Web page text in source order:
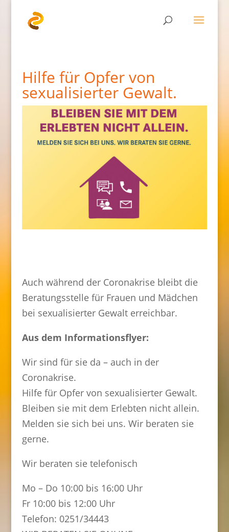
Hilfe für Opfer von
sexualisierter Gewalt.
Auch während der Coronakrise bleibt die
Beratungsstelle für Frauen und Mädchen
bei sexualisierter Gewalt erreichbar.
Aus dem Informationsflyer:
Wir sind für sie da – auch in der
Coronakrise.
Hilfe für Opfer von sexualisierter Gewalt.
Bleiben sie mit dem Erlebten nicht allein.
Melden sie sich bei uns. Wir beraten sie
gerne.
Wir beraten sie telefonisch
Mo – Do 10:00 bis 16:00 Uhr
Fr 10:00 bis 12:00 Uhr
Telefon: 0251/34443